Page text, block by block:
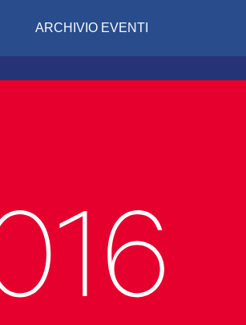
ARCHIVIO EVENTI